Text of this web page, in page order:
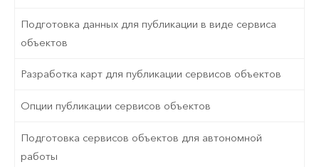
Подготовка данных для публикации в виде сервиса
объектов
Разработка карт для публикации сервисов объектов
Опции публикации сервисов объектов
Подготовка сервисов объектов для автономной
работы